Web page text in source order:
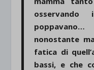
nonostante
fatica di
bassi, e che